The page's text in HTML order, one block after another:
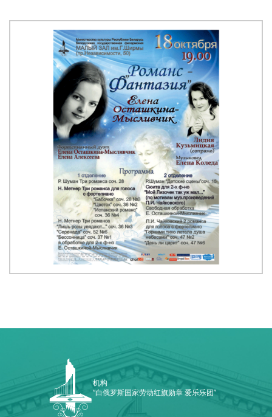
机构
“白俄罗斯国家劳动红旗勋章 爱乐乐团”